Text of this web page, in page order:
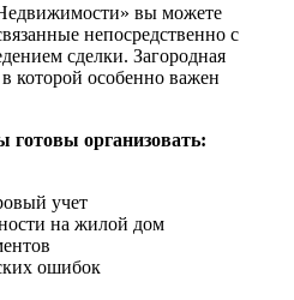
вы можете
непосредственно с
сделки. Загородная
которой особенно важен
готовы организовать:
учет
на жилой дом
ошибок